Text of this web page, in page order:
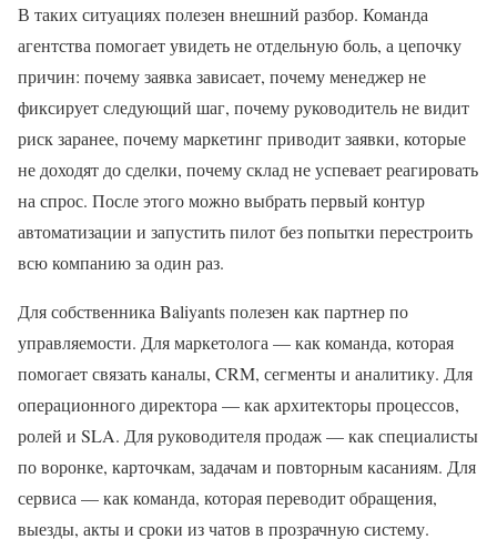
В таких ситуациях полезен внешний разбор. Команда
агентства помогает увидеть не отдельную боль, а цепочку
причин: почему заявка зависает, почему менеджер не
фиксирует следующий шаг, почему руководитель не видит
риск заранее, почему маркетинг приводит заявки, которые
не доходят до сделки, почему склад не успевает реагировать
на спрос. После этого можно выбрать первый контур
автоматизации и запустить пилот без попытки перестроить
всю компанию за один раз.
Для собственника Baliyants полезен как партнер по
управляемости. Для маркетолога — как команда, которая
помогает связать каналы, CRM, сегменты и аналитику. Для
операционного директора — как архитекторы процессов,
ролей и SLA. Для руководителя продаж — как специалисты
по воронке, карточкам, задачам и повторным касаниям. Для
сервиса — как команда, которая переводит обращения,
выезды, акты и сроки из чатов в прозрачную систему.